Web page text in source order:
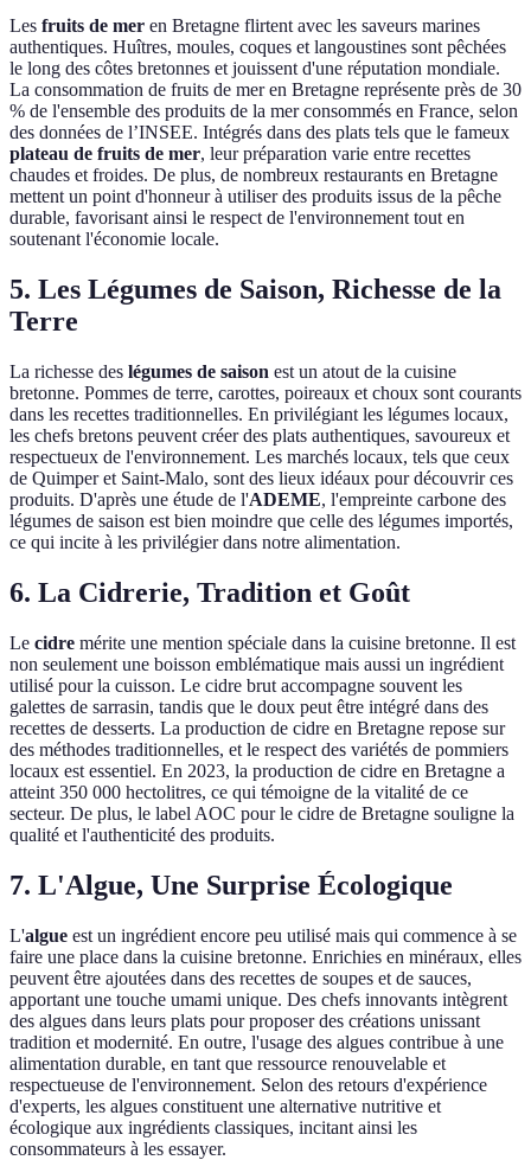
Les fruits de mer en Bretagne flirtent avec les saveurs marines
authentiques. Huîtres, moules, coques et langoustines sont pêchées
le long des côtes bretonnes et jouissent d'une réputation mondiale.
La consommation de fruits de mer en Bretagne représente près de 30
% de l'ensemble des produits de la mer consommés en France, selon
des données de l’INSEE. Intégrés dans des plats tels que le fameux
plateau de fruits de mer, leur préparation varie entre recettes
chaudes et froides. De plus, de nombreux restaurants en Bretagne
mettent un point d'honneur à utiliser des produits issus de la pêche
durable, favorisant ainsi le respect de l'environnement tout en
soutenant l'économie locale.
5. Les Légumes de Saison, Richesse de la
Terre
La richesse des légumes de saison est un atout de la cuisine
bretonne. Pommes de terre, carottes, poireaux et choux sont courants
dans les recettes traditionnelles. En privilégiant les légumes locaux,
les chefs bretons peuvent créer des plats authentiques, savoureux et
respectueux de l'environnement. Les marchés locaux, tels que ceux
de Quimper et Saint-Malo, sont des lieux idéaux pour découvrir ces
produits. D'après une étude de l'ADEME, l'empreinte carbone des
légumes de saison est bien moindre que celle des légumes importés,
ce qui incite à les privilégier dans notre alimentation.
6. La Cidrerie, Tradition et Goût
Le cidre mérite une mention spéciale dans la cuisine bretonne. Il est
non seulement une boisson emblématique mais aussi un ingrédient
utilisé pour la cuisson. Le cidre brut accompagne souvent les
galettes de sarrasin, tandis que le doux peut être intégré dans des
recettes de desserts. La production de cidre en Bretagne repose sur
des méthodes traditionnelles, et le respect des variétés de pommiers
locaux est essentiel. En 2023, la production de cidre en Bretagne a
atteint 350 000 hectolitres, ce qui témoigne de la vitalité de ce
secteur. De plus, le label AOC pour le cidre de Bretagne souligne la
qualité et l'authenticité des produits.
7. L'Algue, Une Surprise Écologique
L'algue est un ingrédient encore peu utilisé mais qui commence à se
faire une place dans la cuisine bretonne. Enrichies en minéraux, elles
peuvent être ajoutées dans des recettes de soupes et de sauces,
apportant une touche umami unique. Des chefs innovants intègrent
des algues dans leurs plats pour proposer des créations unissant
tradition et modernité. En outre, l'usage des algues contribue à une
alimentation durable, en tant que ressource renouvelable et
respectueuse de l'environnement. Selon des retours d'expérience
d'experts, les algues constituent une alternative nutritive et
écologique aux ingrédients classiques, incitant ainsi les
consommateurs à les essayer.